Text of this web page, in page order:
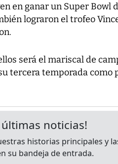
en ganar un Super Bowl
lograron el trofeo
será el mariscal de
tercera temporada como